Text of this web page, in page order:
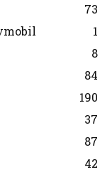
73
1
8
84
190
37
87
42